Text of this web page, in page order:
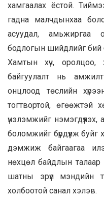
хамгаалах ёстой.
гадна малчдынхаа
асуудал,
бодлогын шийдлийг бий
Хамтын хүч,
байгуулалт нь
онцлоод төслийн
тогтвортой, өгөөжтэй
үнэлэмжийг
боломжийг бүрдүүлж буйг
дэмжиж байгаагаа
нөхцөл байдлын
шатны эрүүл мэндийн
холбоотой санал хэлэв.